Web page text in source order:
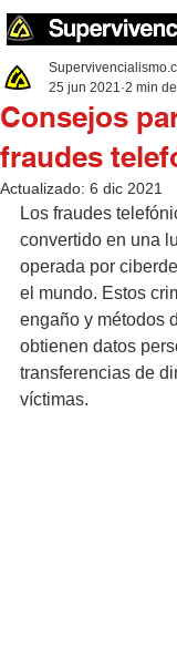
Consejos
fraudes
25 jun 2021 2 min
Actualizado: 6 dic 2021
Los fraudes
convertido en una
operada por
el mundo. Estos
engaño y métodos
obtienen datos
transferencias de
víctimas.